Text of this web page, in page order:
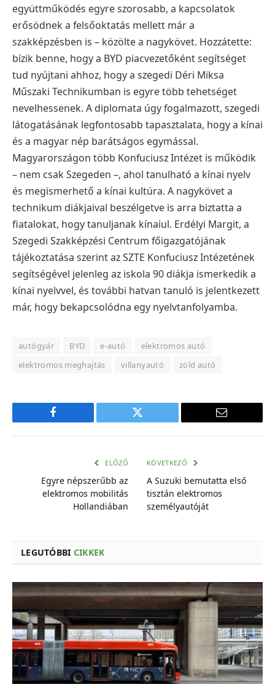
együttműködés egyre szorosabb, a kapcsolatok
erősödnek a felsőoktatás mellett már a
szakképzésben is – közölte a nagykövet. Hozzátette:
bízik benne, hogy a BYD piacvezetőként segítséget
tud nyújtani ahhoz, hogy a szegedi Déri Miksa
Műszaki Technikumban is egyre több tehetséget
nevelhessenek. A diplomata úgy fogalmazott, szegedi
látogatásának legfontosabb tapasztalata, hogy a kínai
és a magyar nép barátságos egymással.
Magyarországon több Konfuciusz Intézet is működik
– nem csak Szegeden –, ahol tanulható a kínai nyelv
és megismerhető a kínai kultúra. A nagykövet a
technikum diákjaival beszélgetve is arra biztatta a
fiatalokat, hogy tanuljanak kínaiul. Erdélyi Margit, a
Szegedi Szakképzési Centrum főigazgatójának
tájékoztatása szerint az SZTE Konfuciusz Intézetének
segítségével jelenleg az iskola 90 diákja ismerkedik a
kínai nyelvvel, és további hatvan tanuló is jelentkezett
már, hogy bekapcsolódna egy nyelvtanfolyamba.
autógyár BYD e-autó
elektromos autó
elektromos meghajtás
villanyautó zöld autó
Facebook Twitter
E-
ELŐZŐ
Egyre népszerűbb az
elektromos mobilitás
Hollandiában
KÖVETKEZŐ
A Suzuki bemutatta első
tisztán elektromos
személyautóját
LEGUTÓBBI CIKKEK